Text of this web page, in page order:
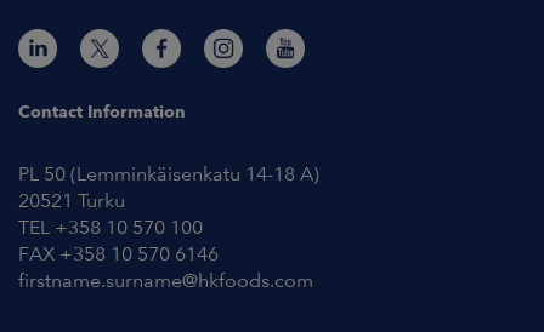
Contact Information
PL 50 (Lemminkäisenkatu 14-18 A)
20521 Turku
TEL +358 10 570 100
FAX +358 10 570 6146
firstname.surname@hkfoods.com